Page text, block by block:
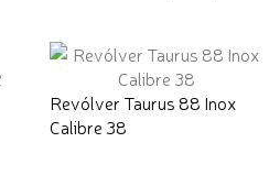
Revólver Taurus 88 Inox
Calibre 38